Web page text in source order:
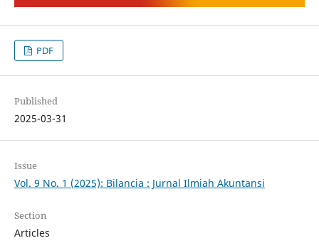
PDF
Published
2025-03-31
Issue
Vol. 9 No. 1 (2025): Bilancia : Jurnal Ilmiah Akuntansi
Section
Articles